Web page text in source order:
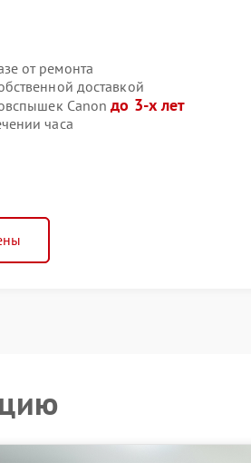
от ремонта
доставкой
Canonдо 3-х лет
часа